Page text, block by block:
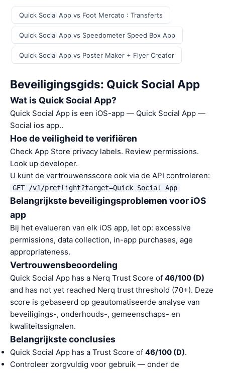
Quick Social App vs Foot Mercato : Transferts
Quick Social App vs Speedometer Speed Box App
Quick Social App vs Poster Maker + Flyer Creator
Beveiligingsgids: Quick Social App
Wat is Quick Social App?
Quick Social App is een iOS-app — Quick Social App —
Social ios app..
Hoe de veiligheid te verifiëren
Check App Store privacy labels. Review permissions.
Look up developer.
U kunt de vertrouwensscore ook via de API controleren:
GET /v1/preflight?target=Quick Social App
Belangrijkste beveiligingsproblemen voor iOS
app
Bij het evalueren van elk iOS app, let op: excessive
permissions, data collection, in-app purchases, age
appropriateness.
Vertrouwensbeoordeling
Quick Social App has a Nerq Trust Score of 46/100 (D)
and has not yet reached Nerq trust threshold (70+). Deze
score is gebaseerd op geautomatiseerde analyse van
beveiligings-, onderhouds-, gemeenschaps- en
kwaliteitssignalen.
Belangrijkste conclusies
Quick Social App has a Trust Score of 46/100 (D).
Controleer zorgvuldig voor gebruik — onder de